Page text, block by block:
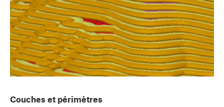
Couches et périmètres